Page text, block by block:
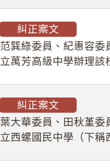
人員保障法」及「職業
所定維護公務人員
糾正案文
范巽綠委員、紀惠容委
立萬芳高級中學辦理該
業把關與糾錯功能，不
告漏未審酌師生不
糾正案文
葉大華委員、田秋堇委
立西螺國民中學（下稱